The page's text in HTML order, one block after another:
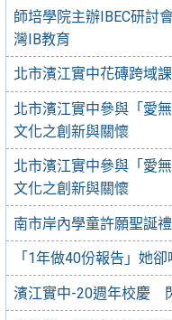
師培學院主辦IBEC研討
灣IB教育
北市濱江實中花磚跨域
北市濱江實中參與「愛
文化之創新與關懷
北市濱江實中參與「愛
文化之創新與關懷
南市岸內學童許願聖誕
「1年做40份報告」她
濱江實中-20週年校慶